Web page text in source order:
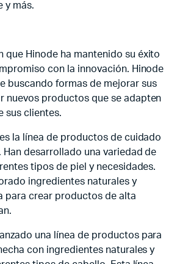
y más.
que Hinode ha mantenido su éxito
con la innovación. Hinode
buscando formas de mejorar sus
nuevos productos que se adapten
sus clientes.
la línea de productos de cuidado
Han desarrollado una variedad de
tipos de piel y necesidades.
ingredientes naturales y
para crear productos de alta
una línea de productos para
con ingredientes naturales y